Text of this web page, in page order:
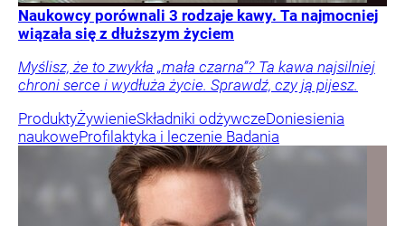
Naukowcy porównali 3 rodzaje kawy. Ta najmocniej
wiązała się z dłuższym życiem
Myślisz, że to zwykła „mała czarna”? Ta kawa najsilniej
chroni serce i wydłuża życie. Sprawdź, czy ją pijesz.
ProduktyŻywienieSkładniki odżywczeDoniesienia
naukoweProfilaktyka i leczenie Badania